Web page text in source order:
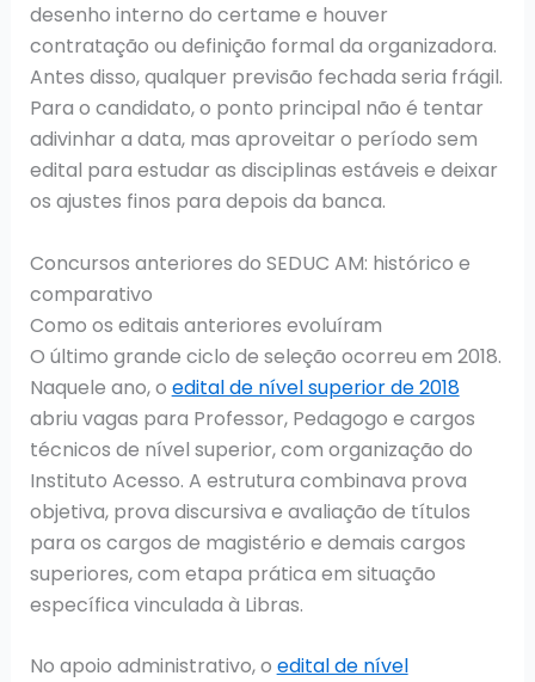
desenho interno do certame e houver
contratação ou definição formal da organizadora.
Antes disso, qualquer previsão fechada seria frágil.
Para o candidato, o ponto principal não é tentar
adivinhar a data, mas aproveitar o período sem
edital para estudar as disciplinas estáveis e deixar
os ajustes finos para depois da banca.
Concursos anteriores do SEDUC AM: histórico e
comparativo
Como os editais anteriores evoluíram
O último grande ciclo de seleção ocorreu em 2018.
Naquele ano, o edital de nível superior de 2018
abriu vagas para Professor, Pedagogo e cargos
técnicos de nível superior, com organização do
Instituto Acesso. A estrutura combinava prova
objetiva, prova discursiva e avaliação de títulos
para os cargos de magistério e demais cargos
superiores, com etapa prática em situação
específica vinculada à Libras.
No apoio administrativo, o edital de nível